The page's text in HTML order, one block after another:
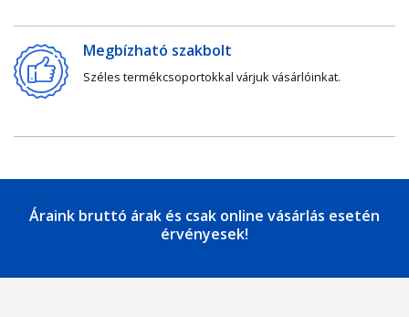
Megbízható szakbolt
Széles termékcsoportokkal várjuk vásárlóinkat.
Áraink bruttó árak és csak online vásárlás esetén
érvényesek!